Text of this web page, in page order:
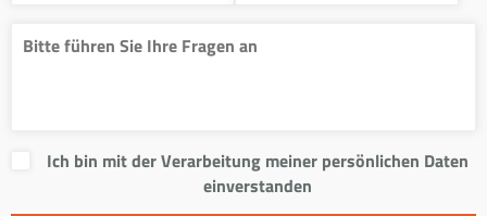
Ich bin mit der Verarbeitung meiner persönlichen Daten
einverstanden